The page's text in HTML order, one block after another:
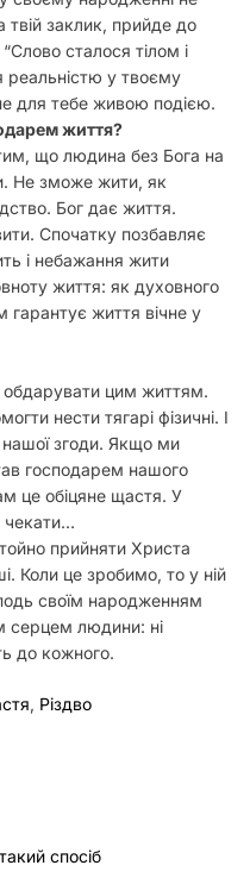
твій заклик, прийде до
сталося тілом і
у твоєму
для тебе живою подією.
життя?
що людина без Бога на
Не зможе жити, як
Бог дає життя.
Спочатку позбавляє
і небажання жити
життя: як духовного
гарантує життя вічне у
цим життям.
нести тягарі фізичні. І
згоди. Якщо ми
господарем нашого
це обіцяне щастя. У
чекати…
прийняти Христа
Коли це зробимо, то у ній
своїм народженням
серцем людини: ні
до кожного.
, Різдво
спосіб